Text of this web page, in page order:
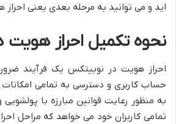
اید و می توانید به مرحله بعدی یعنی احراز
نحوه تکمیل احراز هویت
احراز هویت در نوبیتکس یک فرآیند
حساب کاربری و دسترسی به تمامی
به منظور رعایت قوانین مبارزه با پولشویی
تمامی کاربران خود می خواهد که مراحل